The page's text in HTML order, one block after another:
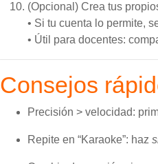
(Opcional) Crea tus
• Si tu cuenta lo permite,
• Útil para docentes:
Consejos
Precisión > velocidad:
Repite en “Karaoke”: haz